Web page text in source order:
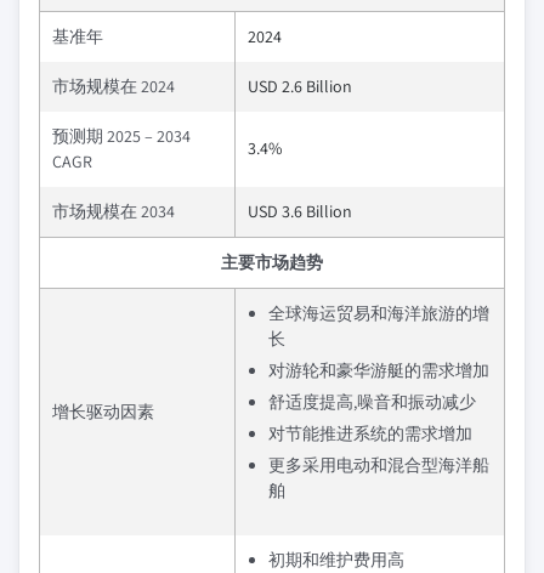
基准年 2024
市场规模在 2024 USD 2.6 Billion
预测期 2025 – 2034
CAGR
3.4%
市场规模在 2034 USD 3.6 Billion
主要市场趋势
增长驱动因素
全球海运贸易和海洋旅游的增
长
对游轮和豪华游艇的需求增加
舒适度提高,噪音和振动减少
对节能推进系统的需求增加
更多采用电动和混合型海洋船
舶
初期和维护费用高